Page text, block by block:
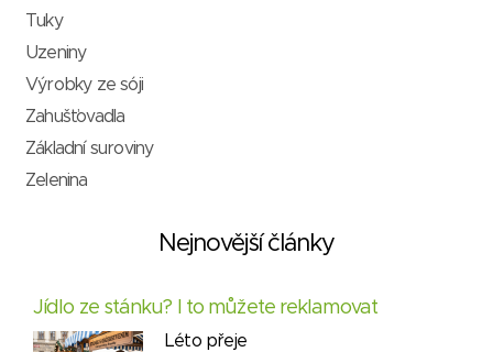
Tuky
Uzeniny
Výrobky ze sóji
Zahušťovadla
Základní suroviny
Zelenina
Nejnovější články
Jídlo ze stánku? I to můžete reklamovat
Léto přeje